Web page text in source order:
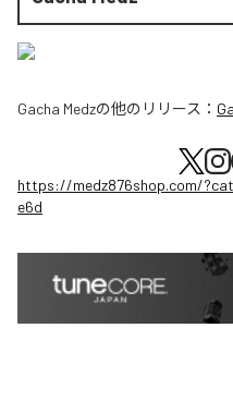
Gacha Medzの他のリリース：
https://medz876shop.com/
e6d